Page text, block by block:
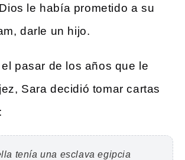
le había prometido a su
darle un hijo.
pasar de los años que le
Sara decidió tomar cartas
tenía una esclava egipcia